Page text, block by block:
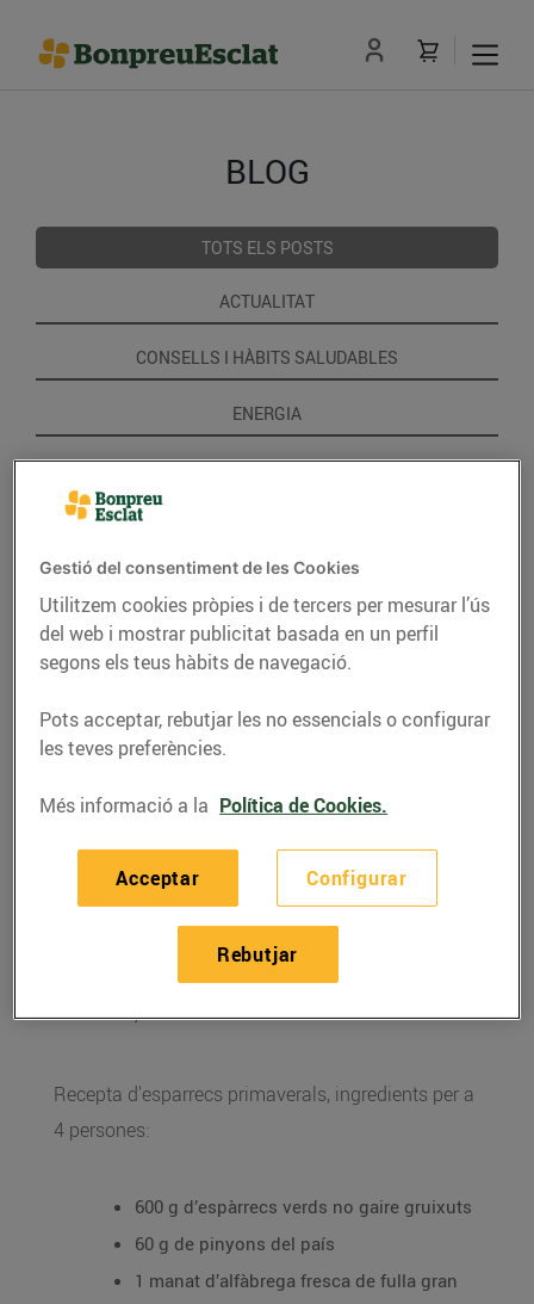
BLOG
TOTS ELS POSTS
ACTUALITAT
CONSELLS I HÀBITS SALUDABLES
ENERGIA
GASTRONOMIA I TRADICIONS
RECEPTES
Recepta d'espàrrecs
primaverals
15/de març/2019
Recepta d'esparrecs primaverals, ingredients per a
4 persones:
600 g d’espàrrecs verds no gaire gruixuts
60 g de pinyons del país
1 manat d’alfàbrega fresca de fulla gran
Gestió del consentiment de les Cookies
Utilitzem cookies pròpies i de tercers per mesurar l’ús
del web i mostrar publicitat basada en un perfil
segons els teus hàbits de navegació.
Pots acceptar, rebutjar les no essencials o configurar
les teves preferències.
Més informació a la Política de Cookies.
Configurar
Rebutjar
Acceptar